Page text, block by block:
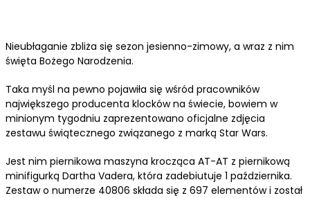
Nieubłaganie zbliża się sezon jesienno-zimowy, a wraz z nim
święta Bożego Narodzenia.
Taka myśl na pewno pojawiła się wśród pracowników
największego producenta klocków na świecie, bowiem w
minionym tygodniu zaprezentowano oficjalne zdjęcia
zestawu świątecznego związanego z marką Star Wars.
Jest nim piernikowa maszyna krocząca AT-AT z piernikową
minifigurką Dartha Vadera, która zadebiutuje 1 października.
Zestaw o numerze 40806 składa się z 697 elementów i został